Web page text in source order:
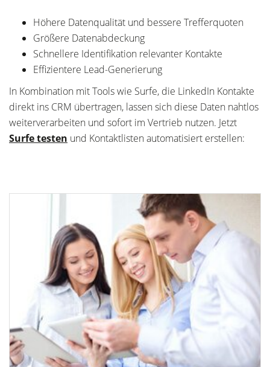
Höhere Datenqualität und bessere Trefferquoten
Größere Datenabdeckung
Schnellere Identifikation relevanter Kontakte
Effizientere Lead-Generierung
In Kombination mit Tools wie Surfe, die LinkedIn Kontakte
direkt ins CRM übertragen, lassen sich diese Daten nahtlos
weiterverarbeiten und sofort im Vertrieb nutzen. Jetzt
Surfe testen und Kontaktlisten automatisiert erstellen: